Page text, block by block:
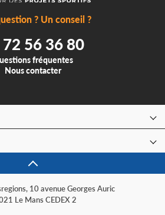
? Un conseil ?
56 36 80
fréquentes
Nous contacter
10 avenue Georges Auric
Le Mans CEDEX 2